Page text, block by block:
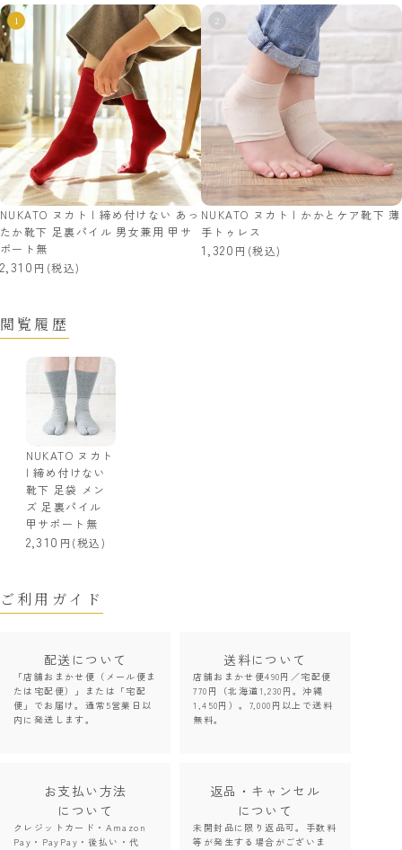
NUKATO ヌカト | 締め付けない あっ
たか靴下 足裏パイル 男女兼用 甲サ
ポート無
2,310 (税込)
NUKATO ヌカト | かかとケア靴下 薄
手トゥレス
1,320 (税込)
閲覧履歴
NUKATO ヌカト
| 締め付けない
靴下 足袋 メン
ズ 足裏パイル
甲サポート無
2,310 (税込)
ご利用ガイド
配送について
「店舗おまかせ便（メール便ま
たは宅配便）」または「宅配
便」でお届け。通常5営業日以
内に発送します。
送料について
店舗おまかせ便490円／宅配便
770円（北海道1,230円。沖縄
1,450円）。7,000円以上で送料
無料。
お支払い方法
について
クレジットカード・Amazon
Pay・PayPay・後払い・代
返品・キャンセル
について
未開封品に限り返品可。手数料
等が発生する場合がございま